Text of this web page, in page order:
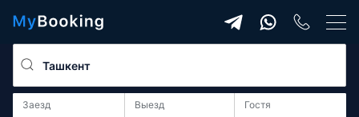
Заезд Выезд гостя